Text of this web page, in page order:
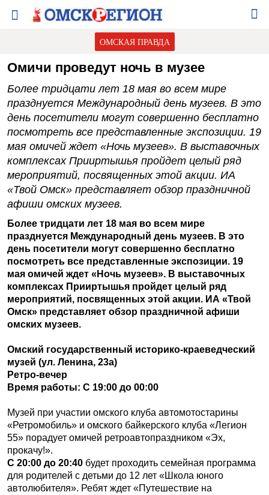
ОМСКАЯ ПРАВДА
Омичи проведут ночь в музее
Более тридцати лет 18 мая во всем мире
празднуется Международный день музеев. В это
день посетители могут совершенно бесплатно
посмотреть все представленные экспозиции. 19
мая омичей ждет «Ночь музеев». В выставочных
комплексах Прииртышья пройдет целый ряд
мероприятий, посвященных этой акции. ИА
«Твой Омск» представляет обзор праздничной
афиши омских музеев.
Более тридцати лет 18 мая во всем мире
празднуется Международный день музеев. В это
день посетители могут совершенно бесплатно
посмотреть все представленные экспозиции. 19
мая омичей ждет «Ночь музеев». В выставочных
комплексах Прииртышья пройдет целый ряд
мероприятий, посвященных этой акции. ИА «Твой
Омск» представляет обзор праздничной афиши
омских музеев.
Омский государственный историко-краеведческий
музей (ул. Ленина, 23а)
Ретро-вечер
Время работы: С 19:00 до 00:00
Музей при участии омского клуба автомотостарины
«Ретромобиль» и омского байкерского клуба «Легион
55» порадует омичей ретроавтопраздником «Эх,
прокачу!».
С 20:00 до 20:40 будет проходить семейная программа
для родителей с детьми до 12 лет «Школа юного
автолюбителя». Ребят ждет «Путешествие на